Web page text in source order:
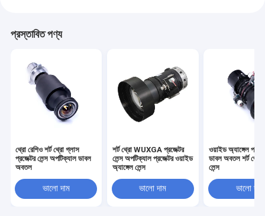
প্রস্তাবিত পণ্য
থ্রো রেশিও শর্ট থ্রো গ্লাস
প্রজেক্টর লেন্স অপটিক্যাল ডাবল
অবতল
ভালো দাম
শর্ট থ্রো WUXGA প্রজেক্টর
লেন্স অপটিক্যাল প্রজেক্টর ওয়াইড
অ্যাঙ্গেল লেন্স
ভালো দাম
ওয়াইড অ্যাঙ্গেল
ডাবল অবতল শর্ট থ্রো
লেন্স
ভালো দাম